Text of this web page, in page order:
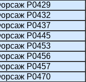
P0429
P0432
P0437
P0445
P0453
P0456
P0457
P0470